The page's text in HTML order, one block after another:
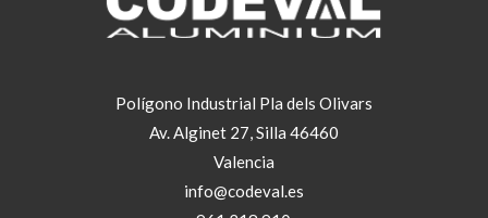
Polígono Industrial Pla dels Olivars
Av. Alginet 27, Silla 46460
Valencia
info@codeval.es